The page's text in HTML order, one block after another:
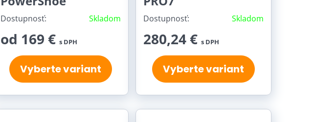
Dostupnosť: Skladom
od 169 € s DPH
Vyberte variant
Dostupnosť: Skladom
280,24 € s DPH
Vyberte variant